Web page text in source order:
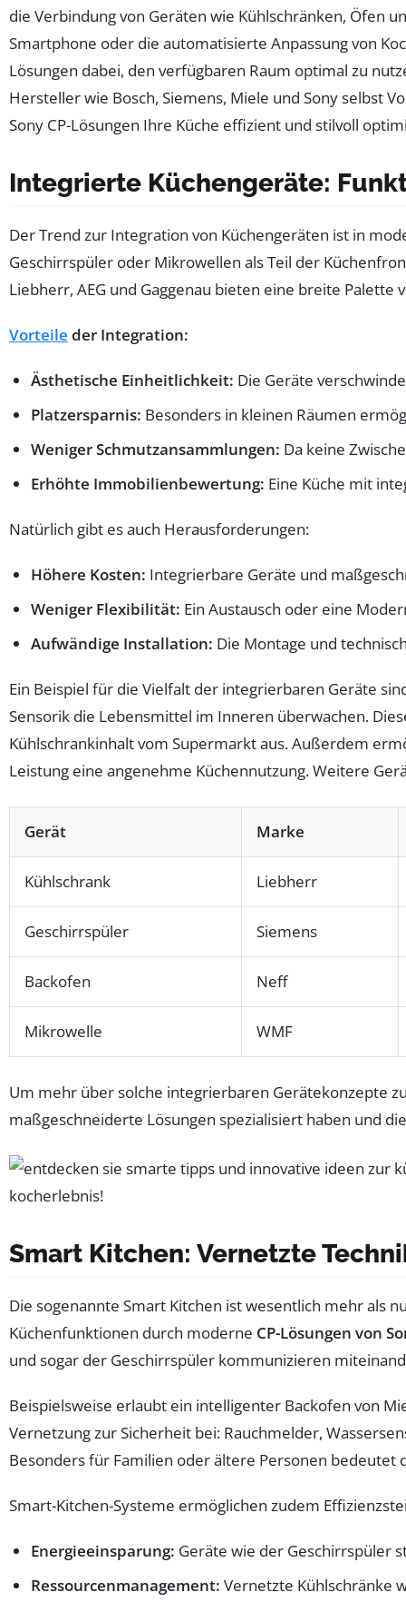
die Verbindung von Geräten wie Kühlschränken, Öfen
Smartphone oder die automatisierte Anpassung von
Lösungen dabei, den verfügbaren Raum optimal zu
Hersteller wie Bosch, Siemens, Miele und Sony selbst
Sony CP-Lösungen Ihre Küche effizient und stilvoll
Integrierte Küchengeräte:
Der Trend zur Integration von Küchengeräten ist in
Geschirrspüler oder Mikrowellen als Teil der
Liebherr, AEG und Gaggenau bieten eine breite
Vorteile der Integration:
Ästhetische Einheitlichkeit: Die Geräte
Platzersparnis: Besonders in kleinen Räumen
Weniger Schmutzansammlungen: Da keine
Erhöhte Immobilienbewertung: Eine Küche mit
Natürlich gibt es auch Herausforderungen:
Höhere Kosten: Integrierbare Geräte und
Weniger Flexibilität: Ein Austausch oder eine
Aufwändige Installation: Die Montage und
Ein Beispiel für die Vielfalt der integrierbaren Geräte
Sensorik die Lebensmittel im Inneren überwachen.
Kühlschrankinhalt vom Supermarkt aus. Außerdem
Leistung eine angenehme Küchennutzung. Weitere
Gerät Marke
Kühlschrank Liebherr
Geschirrspüler Siemens
Backofen Neff
Mikrowelle WMF
Um mehr über solche integrierbaren Gerätekonzepte
maßgeschneiderte Lösungen spezialisiert haben und
Smart Kitchen: Vernetzte
Die sogenannte Smart Kitchen ist wesentlich mehr als
Küchenfunktionen durch moderne CP-Lösungen von
und sogar der Geschirrspüler kommunizieren
Beispielsweise erlaubt ein intelligenter Backofen von
Vernetzung zur Sicherheit bei: Rauchmelder,
Besonders für Familien oder ältere Personen bedeutet
Smart-Kitchen-Systeme ermöglichen zudem
Energieeinsparung: Geräte wie der Geschirrspüler
Ressourcenmanagement: Vernetzte Kühlschränke